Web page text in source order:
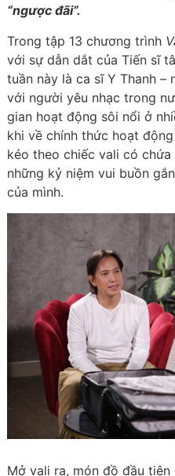
“ngược đãi”.
Trong tập 13 chương trình
với sự dẫn dắt của Tiến sĩ
tuần này là ca sĩ Y Thanh
với người yêu nhạc trong
gian hoạt động sôi nổi ở
khi về chính thức hoạt
kéo theo chiếc vali có
những kỷ niệm vui buồn
của mình.
Mở vali ra, món đồ đầu